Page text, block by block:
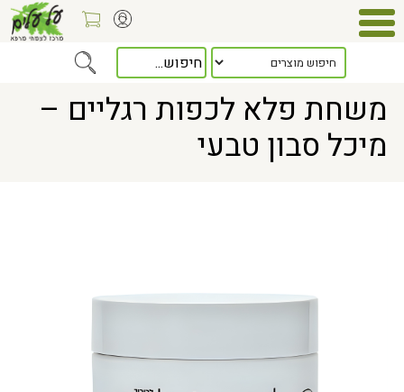
> משחת פלא לכפות רגליים – מיכל סבון טבעי
משחת פלא לכפות רגליים –
מיכל סבון טבעי